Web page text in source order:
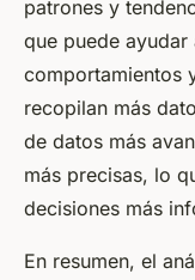
patrones y
que puede
comportamientos
recopilan más
de datos más
más precisas, lo
decisiones más
En resumen, el